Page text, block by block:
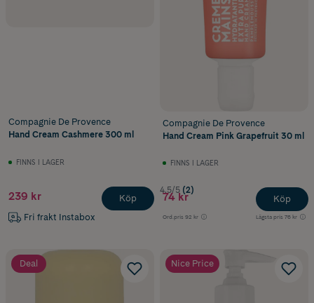
Compagnie De Provence
Hand Cream Cashmere 300 ml
FINNS I LAGER
239 kr
Fri frakt Instabox
Köp
Compagnie De Provence
Hand Cream Pink Grapefruit 30 ml
FINNS I LAGER
4.5/5 (2)
74 kr
Ord.pris 92 kr Lägsta pris 76 kr
Köp
Deal Nice Price